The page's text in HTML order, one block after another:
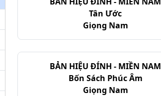
Tân Ước
Giọng Nam
BẢN HIỆU ĐÍNH - MIỀN NAM
Bốn Sách Phúc Âm
Giọng Nam